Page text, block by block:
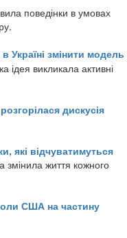
поведінки в умовах
Україні змінити модель
ідея викликала активні
дискусія
які відчуватимуться
змінила життя кожного
США на частину